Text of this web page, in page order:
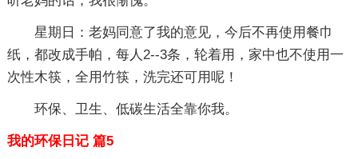
星期日：老妈同意了我的意见，今后不再使用餐巾
纸，都改成手帕，每人2--3条，轮着用，家中也不使用一
次性木筷，全用竹筷，洗完还可用呢！
环保、卫生、低碳生活全靠你我。
我的环保日记 篇5